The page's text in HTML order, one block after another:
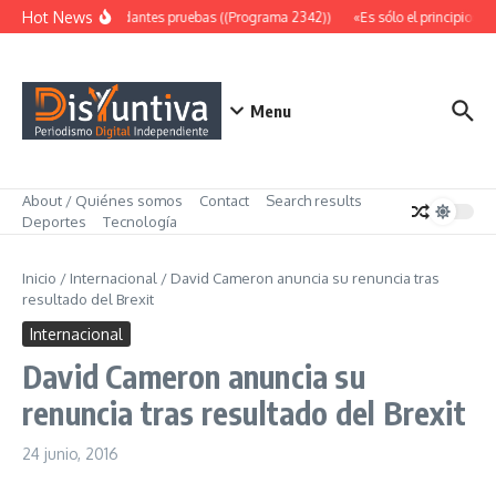
Saltar al contenido
Hot NewsAbundantes pruebas ((Programa 2342)) «Es sólo el principio»
Menu
About / Quiénes somos Contact
Search results
Deportes
Tecnología
Inicio / Internacional / David Cameron anuncia su renuncia tras
resultado del Brexit
Internacional
David Cameron anuncia su
renuncia tras resultado del Brexit
24 junio, 2016